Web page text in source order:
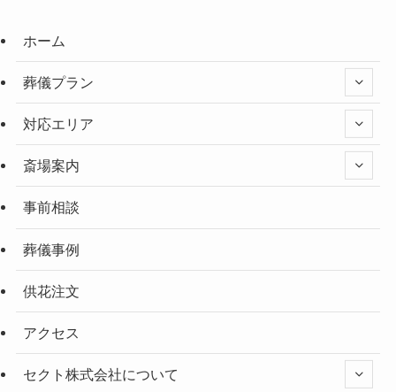
ホーム
葬儀プラン
対応エリア
斎場案内
事前相談
葬儀事例
供花注文
アクセス
セクト株式会社について